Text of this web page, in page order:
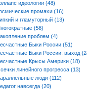
идеологии (48)
промахи (16)
и гламуторный (13)
(58)
проблем (4)
Быки России (51)
Быки России: выход
Крысы Америки (18)
линейного прогресса (13)
люди (112)
навсегда (20)